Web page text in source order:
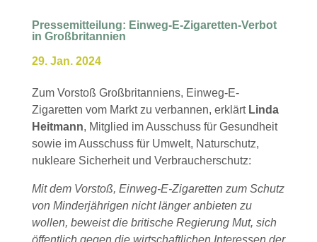
Pressemitteilung: Einweg-E-Zigaretten-Verbot
in Großbritannien
29. Jan. 2024
Zum Vorstoß Großbritanniens, Einweg-E-
Zigaretten vom Markt zu verbannen, erklärt Linda
Heitmann, Mitglied im Ausschuss für Gesundheit
sowie im Ausschuss für Umwelt, Naturschutz,
nukleare Sicherheit und Verbraucherschutz:
Mit dem Vorstoß, Einweg-E-Zigaretten zum Schutz
von Minderjährigen nicht länger anbieten zu
wollen, beweist die britische Regierung Mut, sich
öffentlich gegen die wirtschaftlichen Interessen der